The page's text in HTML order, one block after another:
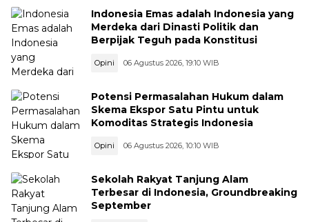
Indonesia Emas adalah Indonesia yang
Merdeka dari Dinasti Politik dan
Berpijak Teguh pada Konstitusi
Opini 06 Agustus 2026, 19:10 WIB
Potensi Permasalahan Hukum dalam
Skema Ekspor Satu Pintu untuk
Komoditas Strategis Indonesia
Opini 06 Agustus 2026, 10:10 WIB
Sekolah Rakyat Tanjung Alam
Terbesar di Indonesia, Groundbreaking
September